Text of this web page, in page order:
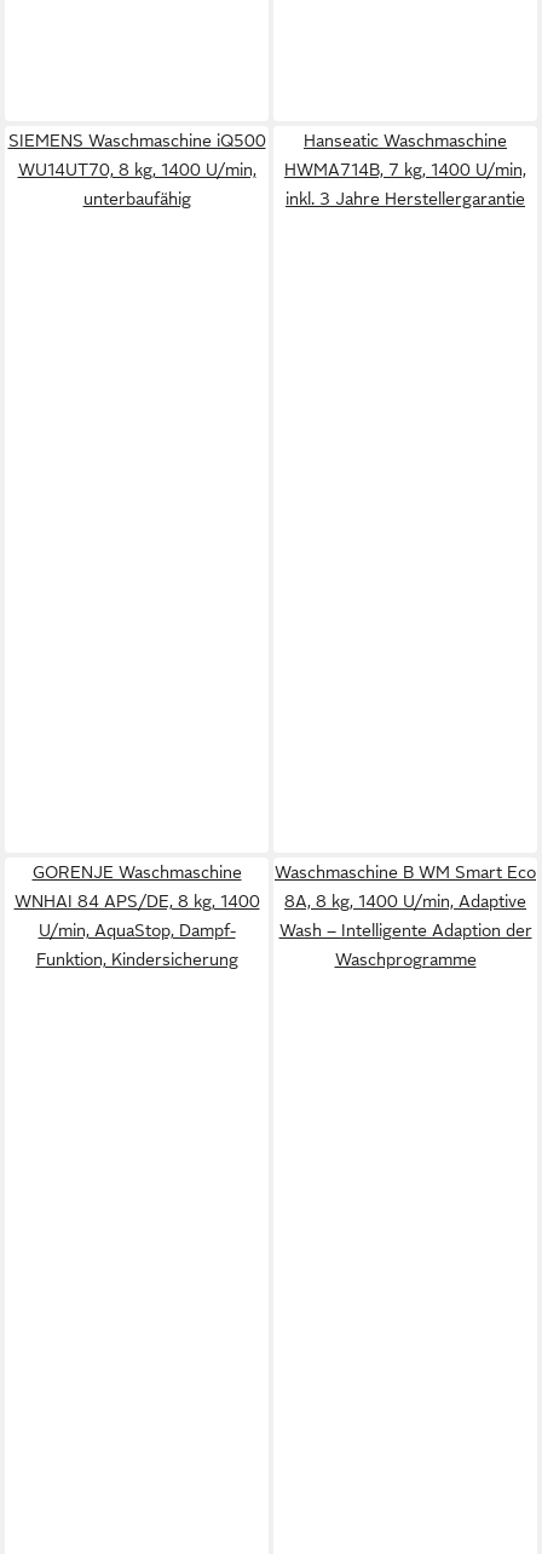
SIEMENS Waschmaschine iQ500
WU14UT70, 8 kg, 1400 U/min,
unterbaufähig
Hanseatic Waschmaschine
HWMA714B, 7 kg, 1400 U/min,
inkl. 3 Jahre Herstellergarantie
GORENJE Waschmaschine
WNHAI 84 APS/DE, 8 kg, 1400
U/min, AquaStop, Dampf-
Funktion, Kindersicherung
Waschmaschine B WM Smart Eco
8A, 8 kg, 1400 U/min, Adaptive
Wash – Intelligente Adaption der
Waschprogramme